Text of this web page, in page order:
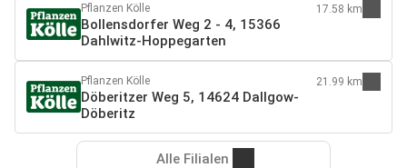
Pflanzen Kölle
Bollensdorfer Weg 2 - 4, 15366
Dahlwitz-Hoppegarten
17.58 km
Pflanzen Kölle
Döberitzer Weg 5, 14624 Dallgow-
Döberitz
21.99 km
Alle Filialen